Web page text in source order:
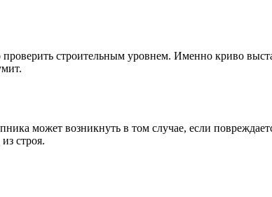
строительным уровнем. Именно криво
может возникнуть в том случае, если
строя.